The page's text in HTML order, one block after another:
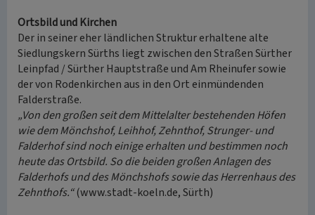
Ortsbild und Kirchen
Der in seiner eher ländlichen Struktur erhaltene alte
Siedlungskern Sürths liegt zwischen den Straßen Sürther
Leinpfad / Sürther Hauptstraße und Am Rheinufer sowie
der von Rodenkirchen aus in den Ort einmündenden
Falderstraße.
„Von den großen seit dem Mittelalter bestehenden Höfen
wie dem Mönchshof, Leihhof, Zehnthof, Strunger- und
Falderhof sind noch einige erhalten und bestimmen noch
heute das Ortsbild. So die beiden großen Anlagen des
Falderhofs und des Mönchshofs sowie das Herrenhaus des
Zehnthofs.“(www.stadt-koeln.de, Sürth)